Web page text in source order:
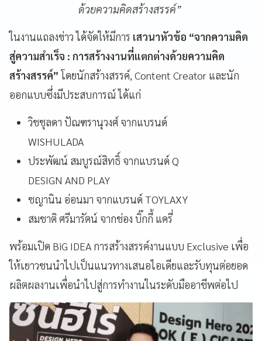
ด้วยความคิดสร้างสรรค์”
ในงานแถลงข่าว ได้จัดให้มีการ เสวนาหัวข้อ “จากความคิด
สู่ความสำเร็จ : การสร้างงานที่แตกต่างด้วยความคิด
สร้างสรรค์”โดยนักสร้างสรรค์, Content Creator และนัก
ออกแบบซึ่งมีประสบการณ์ ได้แก่
วิชชุลดา ปัณฑรานุวงศ์ จากแบรนด์
WISHULADA
ประพัฒน์ สมบูรณ์สิทธิ์ จากแบรนด์ Q
DESIGN AND PLAY
ชญานิน อ่อนมา จากแบรนด์ TOYLAXY
สมชาติ ศรีมารัตน์ จากช่อง บิ๊กกี้ แครี่
พร้อมเปิด BiG IDEA การสร้างสรรค์งานแบบ Exclusive เพื่อ
ให้เยาวชนนำไปเป็นแนวทางเสนอไอเดียและรับทุนต่อยอด
ผลิตผลงานเพื่อนำไปสู่การทำงานในระดับมืออาชีพต่อไป